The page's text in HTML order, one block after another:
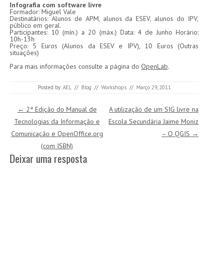
Infografia com software livre
Formador: Miguel Vale
Destinatários: Alunos de APM, alunos da ESEV, alunos do IPV,
público em geral.
Participantes: 10 (mín.) a 20 (máx.) Data: 4 de Junho Horário:
10h-13h
Preço: 5 Euros (Alunos da ESEV e IPV), 10 Euros (Outras
situações)
Para mais informações consulte a página do OpenLab.
Posted by: AEL // Blog // Workshops // Março 29, 2011
Post navigation
← 2ª Edição do Manual de
Tecnologias da Informação e
Comunicação e OpenOffice.org
(com ISBN)
A utilização de um SIG livre na
Escola Secundária Jaime Moniz
– O QGIS →
Deixar uma resposta